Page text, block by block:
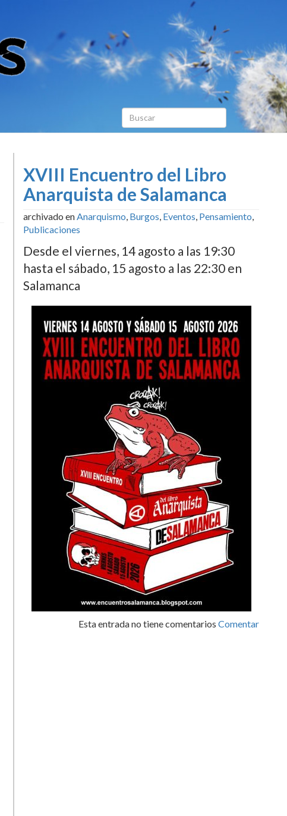
XVIII Encuentro del Libro
Anarquista de Salamanca
archivado enAnarquismo, Burgos, Eventos, Pensamiento,
Publicaciones
Desde el viernes, 14 agosto a las 19:30
hasta el sábado, 15 agosto a las 22:30 en
Salamanca
Esta entrada no tiene comentarios Comentar